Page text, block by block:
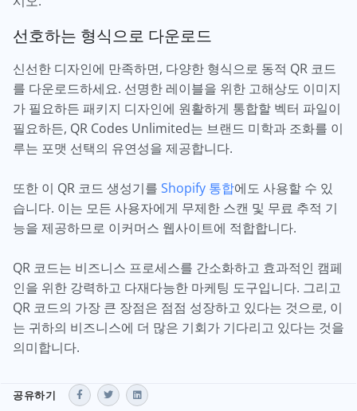
선호하는 형식으로 다운로드
신선한 디자인에 만족하면, 다양한 형식으로 동적 QR 코드
를 다운로드하세요. 선명한 레이블을 위한 고해상도 이미지
가 필요하든 패키지 디자인에 원활하게 통합할 벡터 파일이
필요하든, QR Codes Unlimited는 브랜드 미학과 조화를 이
루는 포맷 선택의 유연성을 제공합니다.
또한 이 QR 코드 생성기를 Shopify 통합에도 사용할 수 있
습니다. 이는 모든 사용자에게 무제한 스캔 및 무료 추적 기
능을 제공하므로 이커머스 웹사이트에 적합합니다.
QR 코드는 비즈니스 프로세스를 간소화하고 효과적인 캠페
인을 위한 강력하고 다재다능한 마케팅 도구입니다. 그리고
QR 코드의 가장 큰 장점은 점점 성장하고 있다는 것으로, 이
는 귀하의 비즈니스에 더 많은 기회가 기다리고 있다는 것을
의미합니다.
공유하기